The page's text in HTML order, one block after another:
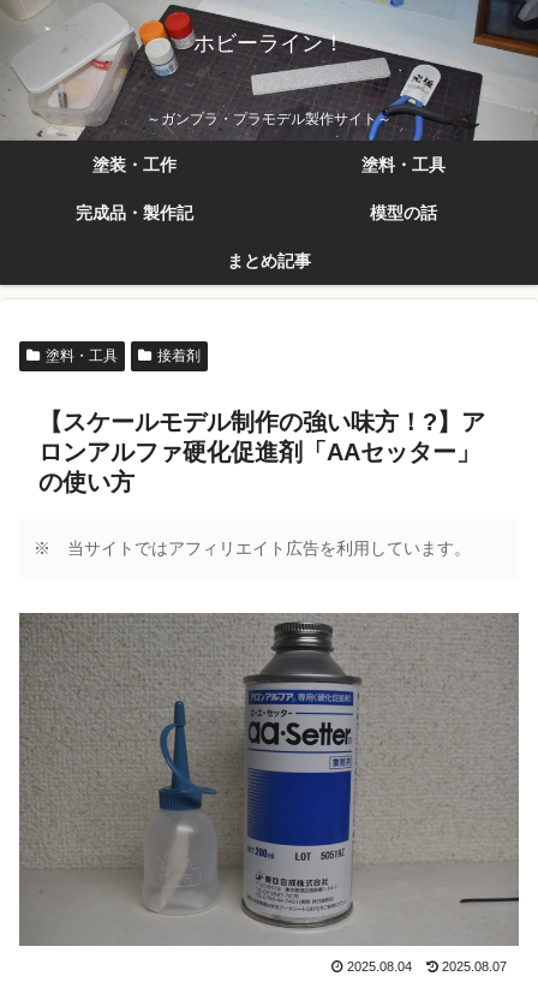
ホビーライン！
～ガンプラ・プラモデル製作サイト～
塗装・工作 塗料・工具
完成品・製作記 模型の話
まとめ記事
塗料・工具 接着剤
【スケールモデル制作の強い味方！?】ア
ロンアルファ硬化促進剤「AAセッター」
の使い方
※ 当サイトではアフィリエイト広告を利用しています。
2025.08.04 2025.08.07